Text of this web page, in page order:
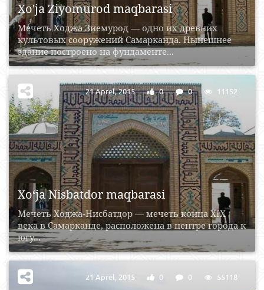
Xo'ja Ziyomurod maqbarasi
Мечеть Ходжа Зиемурод — одно их древних
культовых сооружений Самарканда. Нынешнее
здание построено на фундаменте...
Xo‘ja Nisbatdor maqbarasi
Мечеть Ходжа-Нисбатдор — мечеть конца XIX
века в Самарканде, расположена в центре города к
югу...
21 Aprel, 2015 0 0 11152
21 Aprel, 2015 0 0 55118